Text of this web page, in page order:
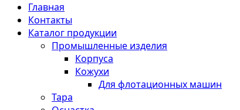
Главная
Контакты
Каталог продукции
Промышленные изделия
Корпуса
Кожухи
Для флотационных машин
Тара